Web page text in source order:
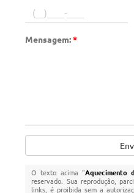
Mensagem:*
O texto acima "Aquecimento
reservado. Sua reprodução,
links, é proibida sem a